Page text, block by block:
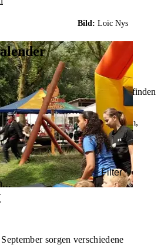
Bild: Loïc Nys
sorgen verschiedene
Welche Konzerte gibt es am
Dortmunds finden
oder Museumsführung übers
Sie können dabei nach Datum,
auswählen. Viel Spaß!
Filter